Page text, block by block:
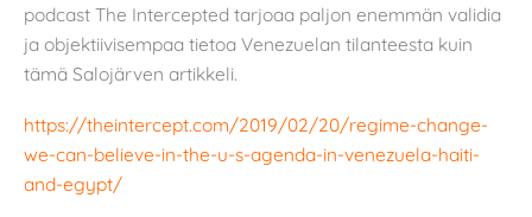
podcast The Intercepted tarjoaa paljon enemmän validia
ja objektiivisempaa tietoa Venezuelan tilanteesta kuin
tämä Salojärven artikkeli.
https://theintercept.com/2019/02/20/regime-change-
we-can-believe-in-the-u-s-agenda-in-venezuela-haiti-
and-egypt/